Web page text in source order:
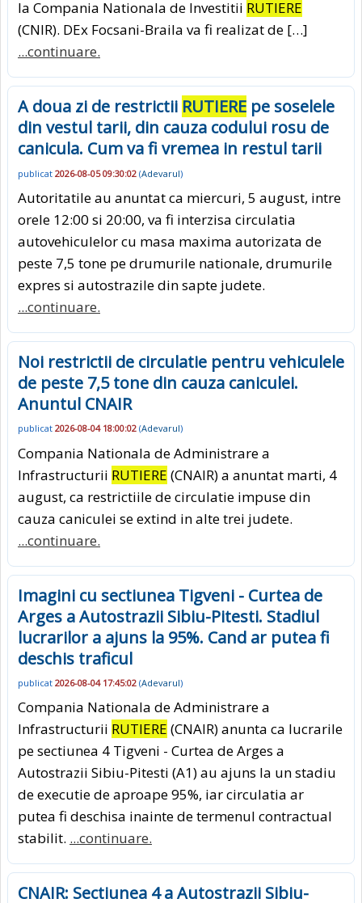
la Compania Nationala de Investitii RUTIERE
(CNIR). DEx Focsani-Braila va fi realizat de […]
...continuare.
A doua zi de restrictii RUTIERE pe soselele
din vestul tarii, din cauza codului rosu de
canicula. Cum va fi vremea in restul tarii
publicat 2026-08-05 09:30:02 (Adevarul)
Autoritatile au anuntat ca miercuri, 5 august, intre
orele 12:00 si 20:00, va fi interzisa circulatia
autovehiculelor cu masa maxima autorizata de
peste 7,5 tone pe drumurile nationale, drumurile
expres si autostrazile din sapte judete.
...continuare.
Noi restrictii de circulatie pentru vehiculele
de peste 7,5 tone din cauza caniculei.
Anuntul CNAIR
publicat 2026-08-04 18:00:02 (Adevarul)
Compania Nationala de Administrare a
Infrastructurii RUTIERE (CNAIR) a anuntat marti, 4
august, ca restrictiile de circulatie impuse din
cauza caniculei se extind in alte trei judete.
...continuare.
Imagini cu sectiunea Tigveni - Curtea de
Arges a Autostrazii Sibiu-Pitesti. Stadiul
lucrarilor a ajuns la 95%. Cand ar putea fi
deschis traficul
publicat 2026-08-04 17:45:02 (Adevarul)
Compania Nationala de Administrare a
Infrastructurii RUTIERE (CNAIR) anunta ca lucrarile
pe sectiunea 4 Tigveni - Curtea de Arges a
Autostrazii Sibiu-Pitesti (A1) au ajuns la un stadiu
de executie de aproape 95%, iar circulatia ar
putea fi deschisa inainte de termenul contractual
stabilit. ...continuare.
CNAIR: Sectiunea 4 a Autostrazii Sibiu-